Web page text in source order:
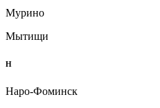
Мурино
Мытищи
Н
Наро-Фоминск